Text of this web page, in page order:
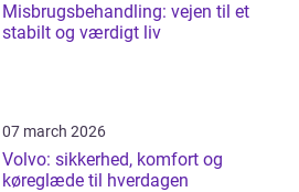
Misbrugsbehandling: vejen til et
stabilt og værdigt liv
07 march 2026
Volvo: sikkerhed, komfort og
køreglæde til hverdagen